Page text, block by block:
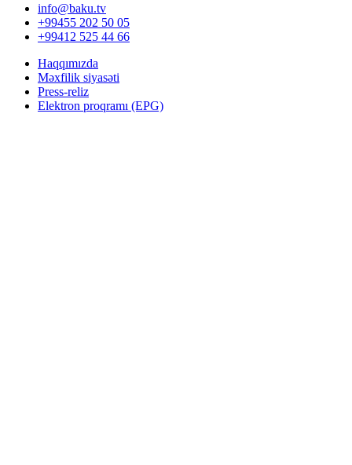
info@baku.tv
+99455 202 50 05
+99412 525 44 66
Haqqımızda
Məxfilik siyasəti
Press-reliz
Elektron proqramı (EPG)